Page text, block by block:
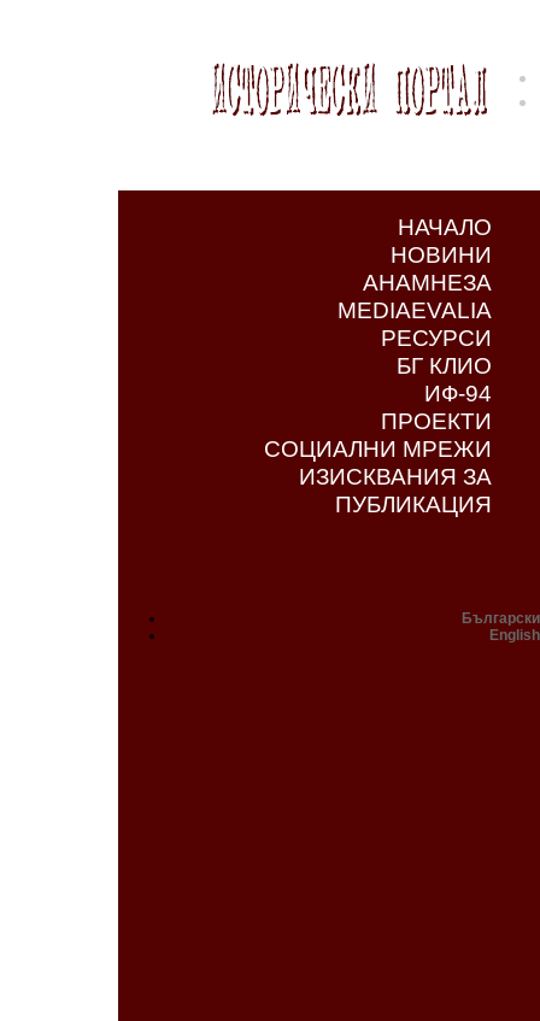
НАЧАЛО
НОВИНИ
АНАМНЕЗА
MEDIAEVALIA
РЕСУРСИ
БГ КЛИО
ИФ-94
ПРОЕКТИ
СОЦИАЛНИ МРЕЖИ
ИЗИСКВАНИЯ ЗА
ПУБЛИКАЦИЯ
Български
English